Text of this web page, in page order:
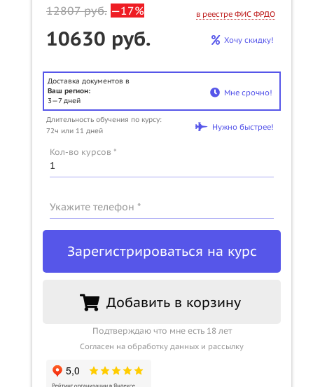
12807руб. —17% в реестре ФИС ФРДО
10630 руб. Хочу скидку!
Доставка документов в
Ваш регион:
3—7 дней
Мне срочно!
Длительность обучения по курсу:
72ч или 11 дней
Нужно быстрее!
Кол-во курсов *
Укажите телефон *
Зарегистрироваться на курс
Добавить в корзину
Подтверждаю что мне есть 18 лет
Согласен на обработку данных и рассылку